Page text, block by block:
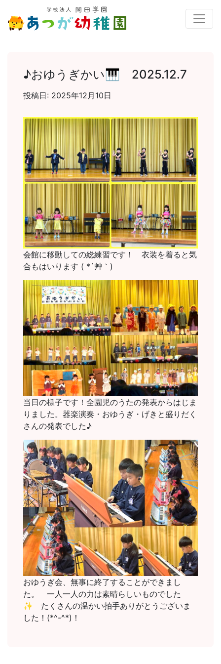
♪おゆうぎかい🎹 2025.12.7
投稿日: 2025年12月10日
会館に移動しての総練習です！ 衣装を着ると気
合もはいります ( *´艸｀)
当日の様子です！全園児のうたの発表からはじま
りました。器楽演奏・おゆうぎ・げきと盛りだく
さんの発表でした♪
おゆうぎ会、無事に終了することができまし
た。 一人一人の力は素晴らしいものでした
✨ たくさんの温かい拍手ありがとうございま
した！(*^-^*)！